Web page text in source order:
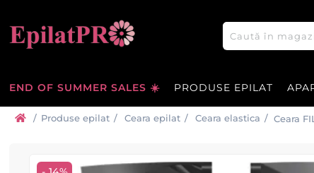
END OF SUMMER SALES ☀️ PRODUSE EPILAT
/ Produse epilat / Ceara epilat / Ceara elastica / Ceara